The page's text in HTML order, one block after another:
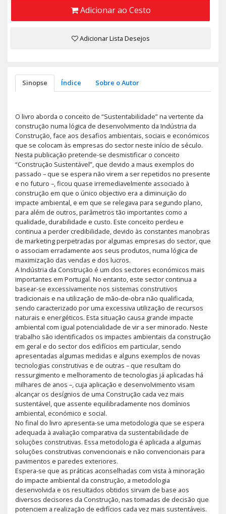
Adicionar ao Cesto
Adicionar Lista Desejos
Sinopse Índice Sobre o Autor
O livro aborda o conceito de “Sustentabilidade” na vertente da
construção numa lógica de desenvolvimento da Indústria da
Construção, face aos desafios ambientais, sociais e económicos
que se colocam às empresas do sector neste início de século.
Nesta publicação pretende-se desmistificar o conceito
“Construção Sustentável”, que devido a maus exemplos do
passado – que se espera não virem a ser repetidos no presente
e no futuro –, ficou quase irremediavelmente associado à
construção em que o único objectivo era a diminuição do
impacte ambiental, e em que se relegava para segundo plano,
para além de outros, parâmetros tão importantes como a
qualidade, durabilidade e custo. Este conceito perdeu e
continua a perder credibilidade, devido às constantes manobras
de marketing perpetradas por algumas empresas do sector, que
o associam erradamente aos seus produtos, numa lógica de
maximização das vendas e dos lucros.
A Indústria da Construção é um dos sectores económicos mais
importantes em Portugal. No entanto, este sector continua a
basear-se excessivamente nos sistemas construtivos
tradicionais e na utilização de mão-de-obra não qualificada,
sendo caracterizado por uma excessiva utilização de recursos
naturais e energéticos. Esta situação causa grande impacte
ambiental com igual potencialidade de vir a ser minorado. Neste
trabalho são identificados os impactes ambientais da construção
em geral e do sector dos edifícios em particular, sendo
apresentadas algumas medidas e alguns exemplos de novas
tecnologias construtivas e de outras – que resultam do
ressurgimento e melhoramento de tecnologias já aplicadas há
milhares de anos –, cuja aplicação e desenvolvimento visam
alcançar os desígnios de uma Construção cada vez mais
sustentável, que assente equilibradamente nos domínios
ambiental, económico e social.
No final do livro apresenta-se uma metodologia que se espera
adequada à avaliação comparativa da sustentabilidade de
soluções construtivas. Essa metodologia é aplicada a algumas
soluções construtivas convencionais e não convencionais para
pavimentos e paredes exteriores.
Espera-se que as práticas aconselhadas com vista à minoração
do impacte ambiental da construção, a metodologia
desenvolvida e os resultados obtidos sirvam de base aos
diversos decisores da Construção, nas tomadas de decisão que
potenciem a realização de edifícios cada vez mais sustentáveis.